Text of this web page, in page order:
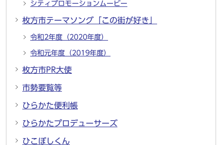
シティプロモーションムービー
枚方市テーマソング「この街が好き」
令和2年度（2020年度）
令和元年度（2019年度）
枚方市PR大使
市勢要覧等
ひらかた便利帳
ひらかたプロデューサーズ
ひこぼしくん